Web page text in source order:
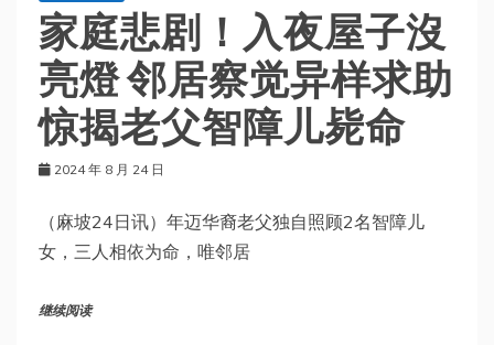
家庭悲剧！入夜屋子沒
亮燈 邻居察觉异样求助
惊揭老父智障儿毙命
2024 年 8 月 24 日
（麻坡24日讯）年迈华裔老父独自照顾2名智障儿
女，三人相依为命，唯邻居
继续阅读